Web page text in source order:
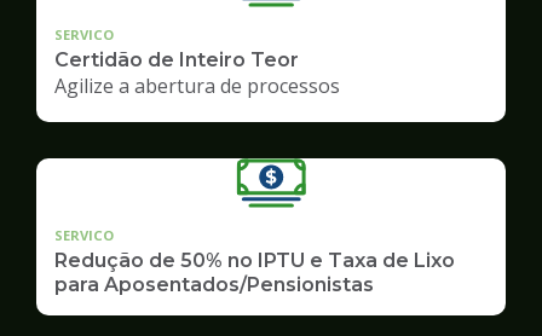
SERVICO
Certidão de Inteiro Teor
Agilize a abertura de processos
SERVICO
Redução de 50% no IPTU e Taxa de Lixo
para Aposentados/Pensionistas